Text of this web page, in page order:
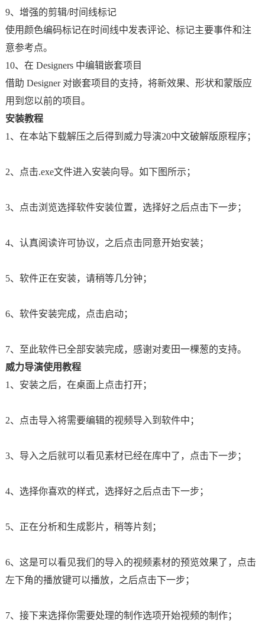
9、增强的剪辑/时间线标记
使用颜色编码标记在时间线中发表评论、标记主要事件和注
意参考点。
10、在 Designers 中编辑嵌套项目
借助 Designer 对嵌套项目的支持，将新效果、形状和蒙版应
用到您以前的项目。
安装教程
1、在本站下载解压之后得到威力导演20中文破解版原程序；
2、点击.exe文件进入安装向导。如下图所示；
3、点击浏览选择软件安装位置，选择好之后点击下一步；
4、认真阅读许可协议，之后点击同意开始安装；
5、软件正在安装，请稍等几分钟；
6、软件安装完成，点击启动；
7、至此软件已全部安装完成，感谢对麦田一棵葱的支持。
威力导演使用教程
1、安装之后，在桌面上点击打开；
2、点击导入将需要编辑的视频导入到软件中；
3、导入之后就可以看见素材已经在库中了，点击下一步；
4、选择你喜欢的样式，选择好之后点击下一步；
5、正在分析和生成影片，稍等片刻；
6、这是可以看见我们的导入的视频素材的预览效果了，点击
左下角的播放键可以播放，之后点击下一步；
7、接下来选择你需要处理的制作选项开始视频的制作；